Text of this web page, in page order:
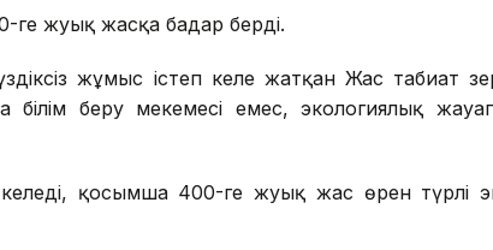
жуық жасқа бағдар берді.
жұмыс істеп келе жатқан Жас табиғат
беру мекемесі емес, экологиялық
қосымша 400-ге жуық жас өрен түрлі